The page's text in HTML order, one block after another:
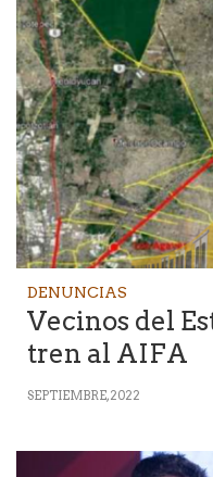
DENUNCIAS
Vecinos del
tren al AIFA
SEPTIEMBRE, 2022